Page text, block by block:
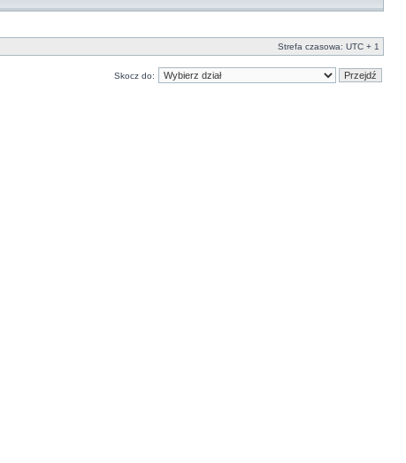
Strefa czasowa: UTC + 1
Skocz do: